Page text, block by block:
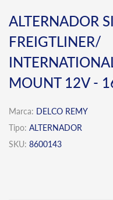
ALTERNADOR
FREIGTLINER/
MOUNT 12V -
Marca: DELCO REMY
Tipo: ALTERNADOR
SKU: 8600143